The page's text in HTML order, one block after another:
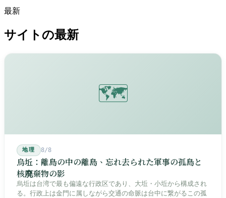
最新
サイトの最新
🗺️
地理 8/8
烏坵：離島の中の離島、忘れ去られた軍事の孤島と
核廃棄物の影
烏坵は台湾で最も偏遠な行政区であり、大坵・小坵から構成され
る。行政上は金門に属しながら交通の命脈は台中に繋がるこの孤